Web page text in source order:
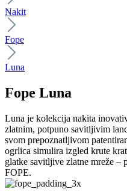
Nakit
Fope
Luna
Fope Luna
Luna je kolekcija nakita
zlatnim, potpuno savitljivim
svom prepoznatljivom
ogrlica simulira izgled krute
glatke savitljive zlatne mreže –
FOPE.